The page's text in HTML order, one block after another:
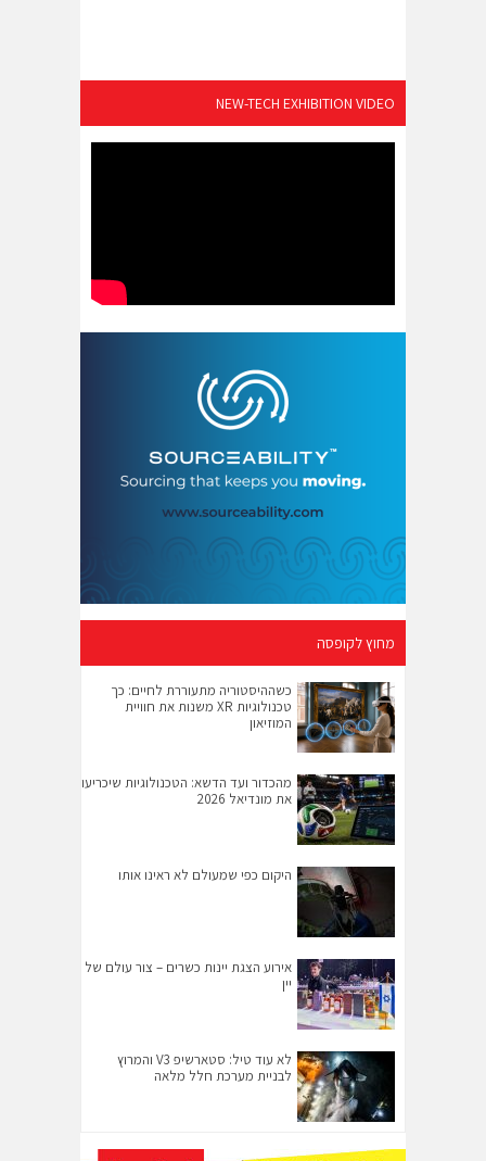
NEW-TECH EXHIBITION VIDEO
מחוץ לקופסה
כשההיסטוריה מתעוררת לחיים: כך
טכנולוגיות XR משנות את חוויית
המוזיאון
מהכדור ועד הדשא: הטכנולוגיות שיכריעו
את מונדיאל 2026
היקום כפי שמעולם לא ראינו אותו
אירוע הצגת יינות כשרים – צור עולם של
יין
לא עוד טיל: סטארשיפ V3 והמרוץ
לבניית מערכת חלל מלאה